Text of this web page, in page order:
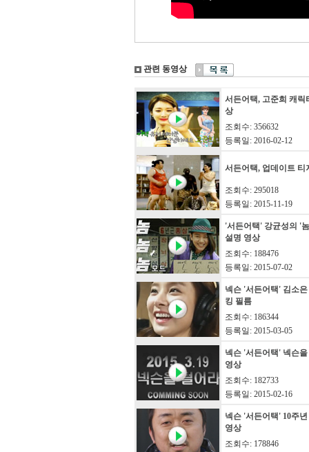
관련 동영상
서든어택, 고준희 캐릭
상
조회수: 356632
등록일: 2016-02-12
서든어택, 업데이트 티
조회수: 295018
등록일: 2015-11-19
'서든어택' 강균성의 '
설명 영상
조회수: 188476
등록일: 2015-07-02
넥슨 '서든어택' 김소
킹 필름
조회수: 186344
등록일: 2015-03-05
넥슨 '서든어택' 넥슨
영상
조회수: 182733
등록일: 2015-02-16
넥슨 '서든어택' 10주
영상
조회수: 178846